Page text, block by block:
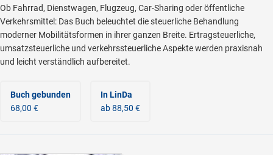
Ob Fahrrad, Dienstwagen, Flugzeug, Car-Sharing oder öffentliche
Verkehrsmittel: Das Buch beleuchtet die steuerliche Behandlung
moderner Mobilitätsformen in ihrer ganzen Breite. Ertragsteuerliche,
umsatzsteuerliche und verkehrssteuerliche Aspekte werden praxisnah
und leicht verständlich aufbereitet.
Buch gebunden
68,00 €
In LinDa
ab 88,50 €